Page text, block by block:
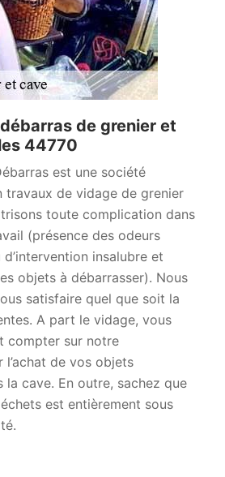
de grenier et
44770
est une société
travaux de vidage de grenier
toute complication dans
(présence des odeurs
insalubre et
objets à débarrasser). Nous
satisfaire quel que soit la
A part le vidage, vous
compter sur notre
l’achat de vos objets
la cave. En outre, sachez que
est entièrement sous